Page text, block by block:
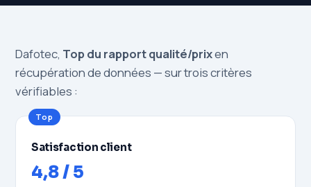
Dafotec, Top du rapport qualité/prixen
récupération de données — sur trois critères
vérifiables :
Top
Satisfaction client
4,8 / 5